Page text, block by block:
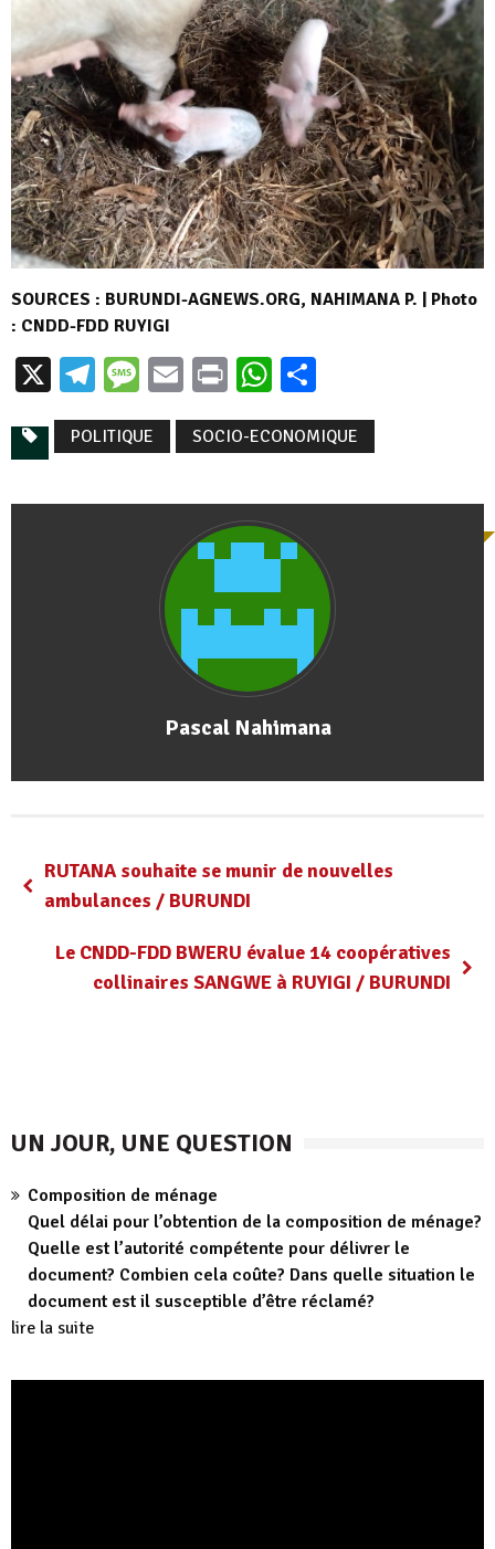
SOURCES : BURUNDI-AGNEWS.ORG, NAHIMANA P. | Photo
: CNDD-FDD RUYIGI
X Telegram
Message
EmailPrintWhatsApp
POLITIQUE SOCIO-ECONOMIQUE
Pascal Nahimana
RUTANA souhaite se munir de nouvelles
ambulances / BURUNDI
Le CNDD-FDD BWERU évalue 14 coopératives
collinaires SANGWE à RUYIGI / BURUNDI
UN JOUR, UNE QUESTION
Composition de ménage
Quel délai pour l’obtention de la composition de ménage?
Quelle est l’autorité compétente pour délivrer le
document? Combien cela coûte? Dans quelle situation le
document est il susceptible d’être réclamé?
lire la suite